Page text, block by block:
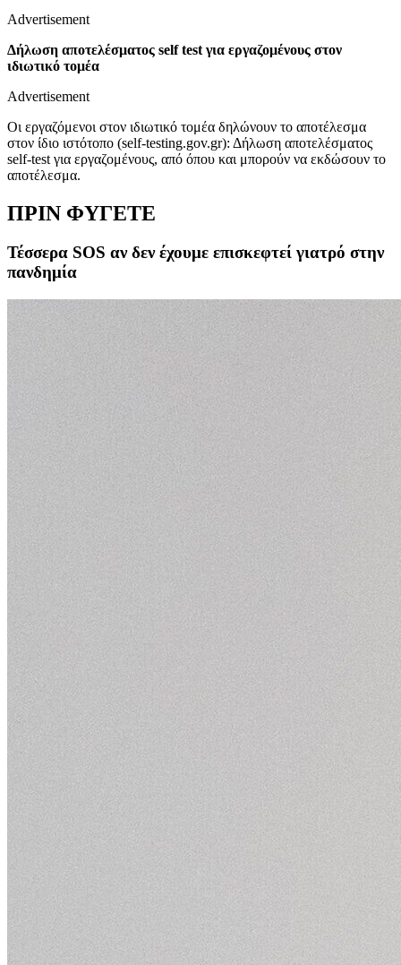
Advertisement
Δήλωση αποτελέσματος self test για εργαζομένους στον
ιδιωτικό τομέα
Advertisement
Οι εργαζόμενοι στον ιδιωτικό τομέα δηλώνουν το αποτέλεσμα
στον ίδιο ιστότοπο (self-testing.gov.gr): Δήλωση αποτελέσματος
self-test για εργαζομένους, από όπου και μπορούν να εκδώσουν το
αποτέλεσμα.
ΠΡΙΝ ΦΥΓΕΤΕ
Τέσσερα SOS αν δεν έχουμε επισκεφτεί γιατρό στην
πανδημία